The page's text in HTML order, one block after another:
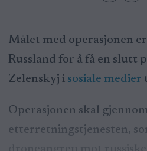
Målet med operasjonen er
Russland for å få en slutt
Zelenskyj i sosiale medier
Operasjonen skal
etterretningstjenesten,